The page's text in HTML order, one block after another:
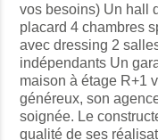
vos besoins) Un hall
placard 4 chambres
avec dressing 2
indépendants Un
maison à étage R+1
généreux, son
soignée. Le
qualité de ses